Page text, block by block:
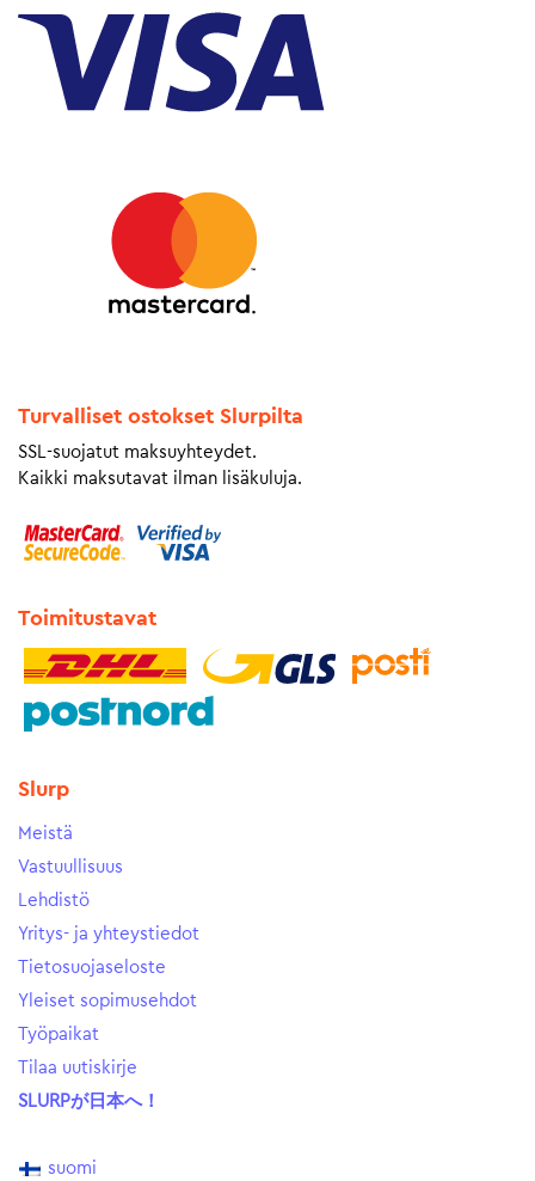
Turvalliset ostokset Slurpilta
SSL-suojatut maksuyhteydet.
Kaikki maksutavat ilman lisäkuluja.
Toimitustavat
Slurp
Meistä
Vastuullisuus
Lehdistö
Yritys- ja yhteystiedot
Tietosuojaseloste
Yleiset sopimusehdot
Työpaikat
Tilaa uutiskirje
SLURPが日本へ！
suomi